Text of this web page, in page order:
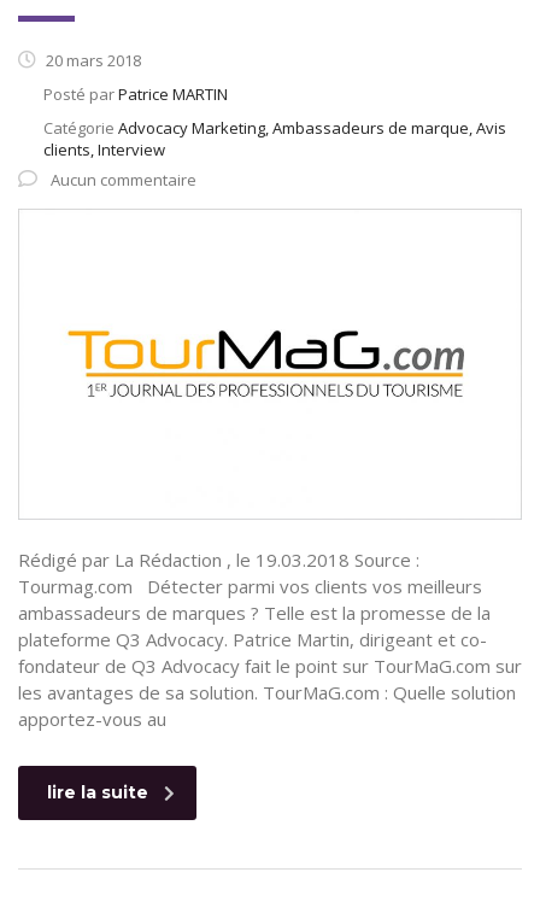
20 mars 2018
Posté parPatrice MARTIN
Catégorie Advocacy Marketing, Ambassadeurs de marque, Avis
clients, Interview
Aucun commentaire
Rédigé par La Rédaction , le 19.03.2018 Source :
Tourmag.com Détecter parmi vos clients vos meilleurs
ambassadeurs de marques ? Telle est la promesse de la
plateforme Q3 Advocacy. Patrice Martin, dirigeant et co-
fondateur de Q3 Advocacy fait le point sur TourMaG.com sur
les avantages de sa solution. TourMaG.com : Quelle solution
apportez-vous au
lire la suite